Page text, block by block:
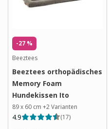
-27 %
Beeztees
Beeztees orthopädisches
Memory Foam
Hundekissen Ito
89 x 60 cm +2Varianten
4.9 (17)